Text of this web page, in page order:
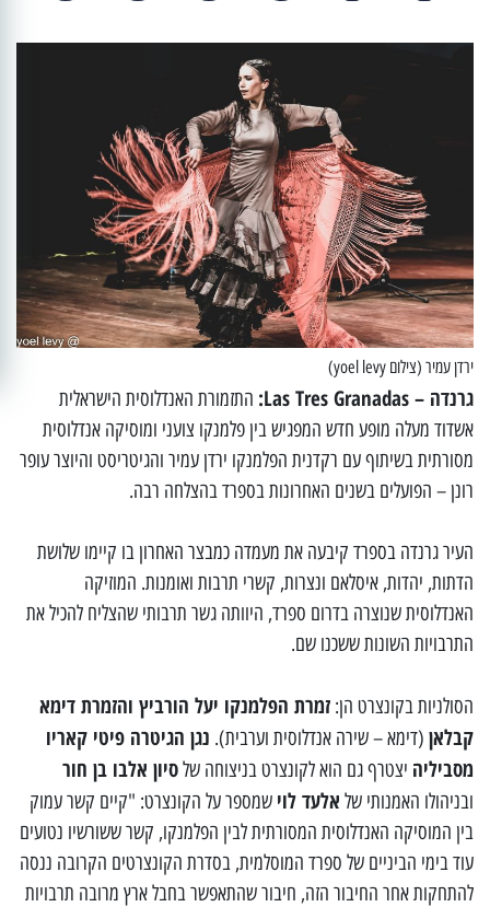
ירדן עמיר (צילום yoel levy)
גרנדה – Las Tres Granadas:
התזמורת האנדלוסית הישראלית
אשדוד מעלה מופע חדש המפגיש בין פלמנקו צועני ומוסיקה אנדלוסית
מסורתית בשיתוף עם רקדנית הפלמנקו ירדן עמיר והגיטריסט והיוצר עופר
רונן – הפועלים בשנים האחרונות בספרד בהצלחה רבה.
העיר גרנדה בספרד קיבעה את מעמדה כמבצר האחרון בו קיימו שלושת
הדתות, יהדות, איסלאם ונצרות, קשרי תרבות ואומנות. המוזיקה
האנדלוסית שנוצרה בדרום ספרד, היוותה גשר תרבותי שהצליח להכיל את
התרבויות השונות ששכנו שם.
הסולניות בקונצרט הן: זמרת הפלמנקו יעל הורביץ והזמרת דימא
קבלאן (דימא – שירה אנדלוסית וערבית). נגן הגיטרה פיטי קאריו
מסביליה יצטרף גם הוא לקונצרט בניצוחה שלסיון אלבו בן חור
ובניהולו האמנותי של אלעד לוי שמספר על הקונצרט: "קיים קשר עמוק
בין המוסיקה האנדלוסית המסורתית לבין הפלמנקו, קשר ששורשיו נטועים
עוד בימי הביניים של ספרד המוסלמית, בסדרת הקונצרטים הקרובה ננסה
להתחקות אחר החיבור הזה, חיבור שהתאפשר בחבל ארץ מרובה תרבויות